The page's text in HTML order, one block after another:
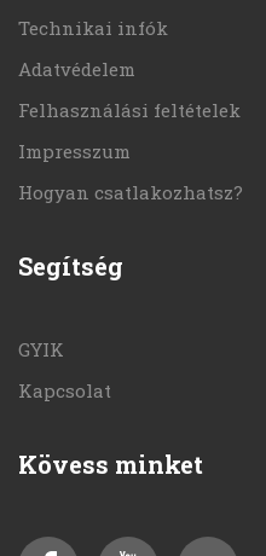
Technikai infók
Adatvédelem
Felhasználási feltételek
Impresszum
Hogyan csatlakozhatsz?
Segítség
GYIK
Kapcsolat
Kövess minket